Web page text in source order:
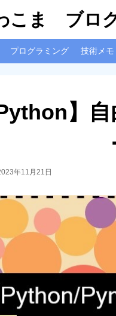
こま ブロ
プログラミング 技術メモ
Python】
年11月21日